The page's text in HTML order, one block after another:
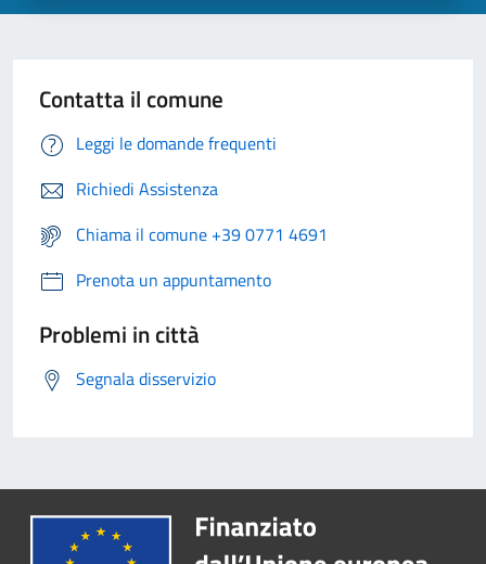
Contatta il comune
Leggi le domande frequenti
Richiedi Assistenza
Chiama il comune +39 0771 4691
Prenota un appuntamento
Problemi in città
Segnala disservizio